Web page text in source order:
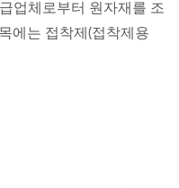
업체로부터 원자재를 조
에는 접착제(접착제용